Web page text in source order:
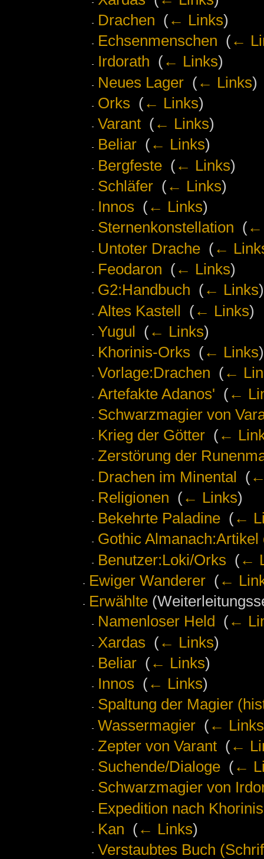
Drachen (← Links)
Echsenmenschen (←
Irdorath (← Links)
Neues Lager‎ (← Links)
Orks (← Links)
Varant‎ (← Links)
Beliar‎ (← Links)
Bergfeste‎ (← Links)
Schläfer‎ (← Links)
Innos (← Links)
Sternenkonstellation (←
Untoter Drache‎ (←
Feodaron (← Links)
G2:Handbuch (← Links)
Altes Kastell
(← Links)
Yugul
(← Links)
Khorinis-Orks (← Links)
Vorlage:Drachen (←
Artefakte Adanos' (←
Schwarzmagier von
Krieg der Götter‎ (←
Zerstörung der
Drachen im Minental
(←
Religionen (← Links)
Bekehrte Paladine‎ (←
Gothic
Benutzer:Loki/Orks (←
Ewiger Wanderer‎ (←
Erwählte
Namenloser Held
(←
Xardas (← Links)
Beliar‎ (← Links)
Innos (← Links)
Spaltung der Magier
Wassermagier‎ (← Links
Zepter von Varant‎ (←
Suchende/Dialoge‎ (←
Schwarzmagier von
Expedition nach Khorinis
Kan (← Links)
Verstaubtes Buch